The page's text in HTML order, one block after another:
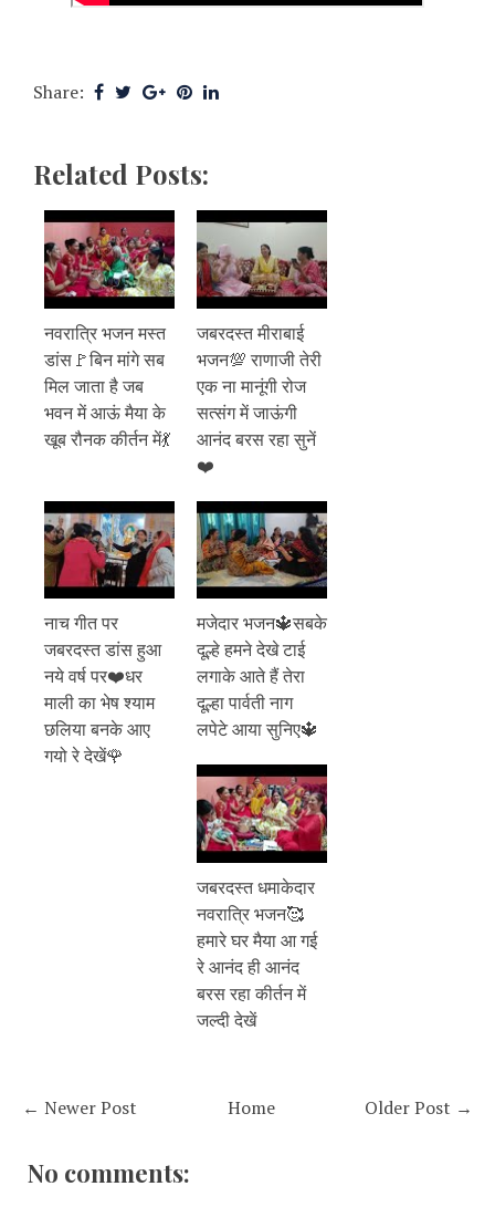
Share:
Related Posts:
नवरात्रि भजन मस्त
डांस🚩बिन मांगे सब
मिल जाता है जब
भवन में आऊं मैया के
खूब रौनक कीर्तन में💃
जबरदस्त मीराबाई
भजन💯 राणाजी तेरी
एक ना मानूंगी रोज
सत्संग में जाऊंगी
आनंद बरस रहा सुनें
❤️
नाच गीत पर
जबरदस्त डांस हुआ
नये वर्ष पर❤️धर
माली का भेष श्याम
छलिया बनके आए
गयो रे देखें🌹
मजेदार भजन🔱सबके
दूल्हे हमने देखे टाई
लगाके आते हैं तेरा
दूल्हा पार्वती नाग
लपेटे आया सुनिए🔱
जबरदस्त धमाकेदार
नवरात्रि भजन🥰
हमारे घर मैया आ गई
रे आनंद ही आनंद
बरस रहा कीर्तन में
जल्दी देखें
← Newer Post Older Post →
Home
No comments: